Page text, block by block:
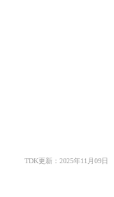
TDK更新：2025年11月09日